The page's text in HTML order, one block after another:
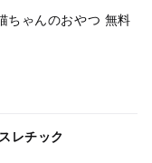
ちゃんのおやつ 無料
レチック